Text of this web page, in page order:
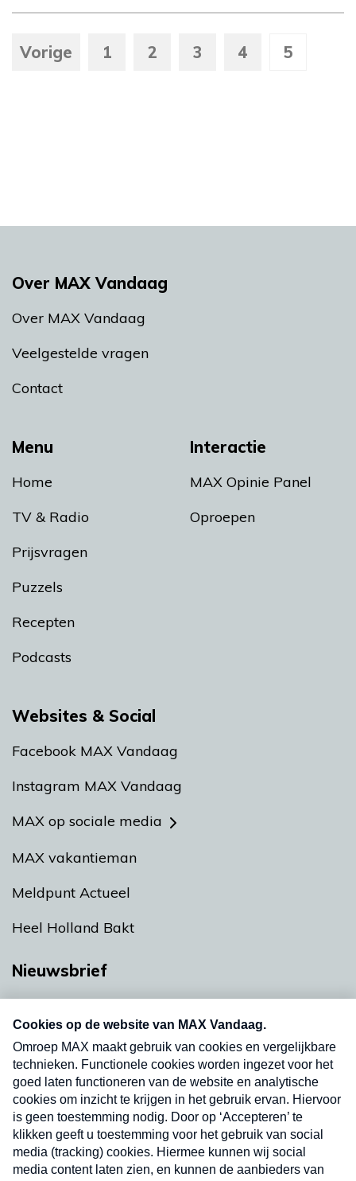
Vorige 1 2 3 4 5
Menu
Home
TV & Radio
Prijsvragen
Puzzels
Recepten
Podcasts
Interactie
MAX Opinie Panel
Oproepen
Over MAX Vandaag
Over MAX Vandaag
Veelgestelde vragen
Contact
Websites & Social
Facebook MAX Vandaag
Instagram MAX Vandaag
MAX op sociale media
MAX vakantieman
Meldpunt Actueel
Heel Holland Bakt
Nieuwsbrief
nieuwsbrief. Elke vrijdag- en dinsdagochtend in
uw mailbox.
Verzend